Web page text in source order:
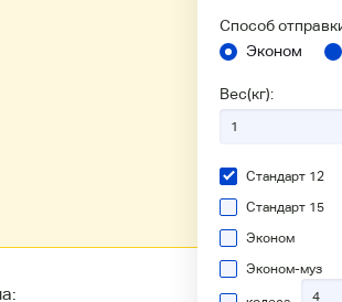
Способ
Эконом
Вес(кг):
Стандарт 12
Стандарт 15
Эконом
Эконом-муз